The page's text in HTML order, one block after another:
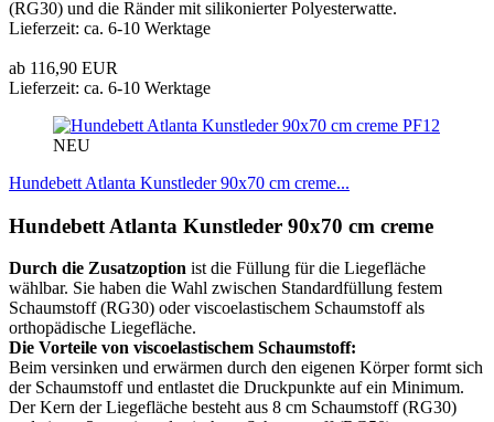
(RG30) und die Ränder mit silikonierter Polyesterwatte.
Lieferzeit: ca. 6-10 Werktage
ab 116,90 EUR
Lieferzeit: ca. 6-10 Werktage
PF12
NEU
Hundebett Atlanta Kunstleder 90x70 cm creme...
Hundebett Atlanta Kunstleder 90x70 cm creme
Durch die Zusatzoption ist die Füllung für die Liegefläche
wählbar. Sie haben die Wahl zwischen Standardfüllung festem
Schaumstoff (RG30) oder viscoelastischem Schaumstoff als
orthopädische Liegefläche.
Die Vorteile von viscoelastischem Schaumstoff:
Beim versinken und erwärmen durch den eigenen Körper formt sich
der Schaumstoff und entlastet die Druckpunkte auf ein Minimum.
Der Kern der Liegefläche besteht aus 8 cm Schaumstoff (RG30)